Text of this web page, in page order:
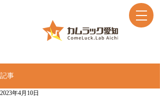
記事
2023年4月10日